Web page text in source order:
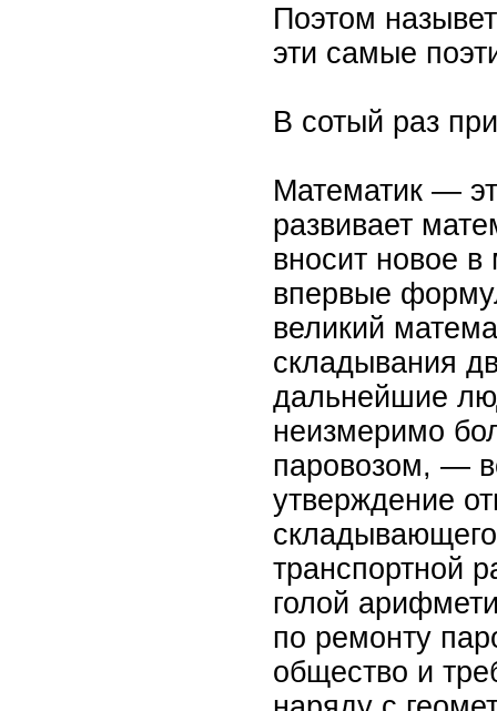
Поэтом
эти самые
В сотый раз
Математик —
развивает
вносит новое в
впервые
великий
складывания
дальнейшие
неизмеримо
паровозом, —
утверждение
транспортной
голой
по ремонту
общество и